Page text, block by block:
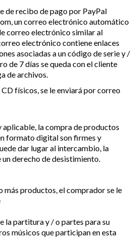
de recibo de pago por PayPal
un correo electrónico automático
correo electrónico similar al
electrónico contiene enlaces
asociadas a un código de serie y /
de 7 días se queda con el cliente
de archivos.
físicos, se le enviará por correo
la compra de productos
formato digital son firmes y
dar lugar al intercambio, la
derecho de desistimiento.
más productos, el comprador se le
la partitura y / o partes para su
músicos que participan en esta